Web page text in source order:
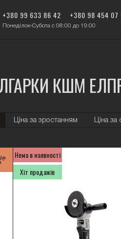
+380 99 633 86 42 +380 98 454 07
Понеділок-Субота с 08:00 до 19:00
КШМ
Ціна за зростанням Ціна за
Нема в наявності
Хіт продажів